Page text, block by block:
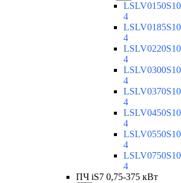
4
4
4
4
4
4
4
4
ПЧ iS7 0,75-375 кВт